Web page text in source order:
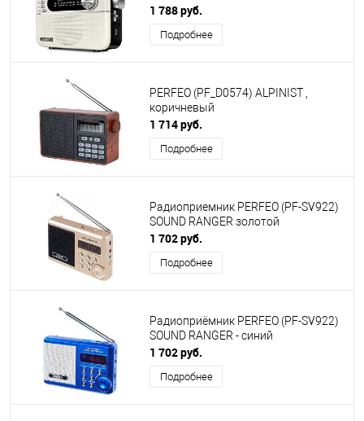
1 788 руб.
Подробнее
PERFEO (PF_D0574) ALPINIST ,
коричневый
1 714 руб.
Подробнее
Радиоприемник PERFEO (PF-SV922)
SOUND RANGER золотой
1 702 руб.
Подробнее
Радиоприёмник PERFEO (PF-SV922)
SOUND RANGER - синий
1 702 руб.
Подробнее